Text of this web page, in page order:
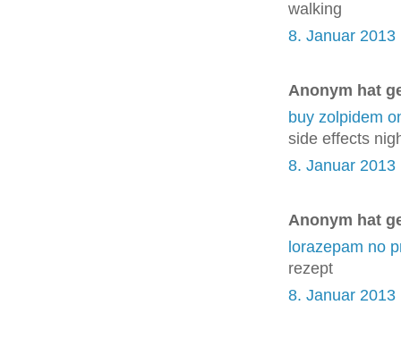
walking
8. Januar 2013
Anonym hat
buy zolpidem
side effects
8. Januar 2013
Anonym hat
lorazepam no
rezept
8. Januar 2013